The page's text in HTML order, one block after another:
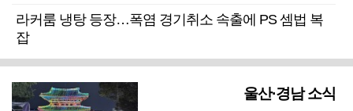
라커룸 냉탕 등장…폭염 경기취소 속출에 PS 셈법 복
잡
울산·경남 소식